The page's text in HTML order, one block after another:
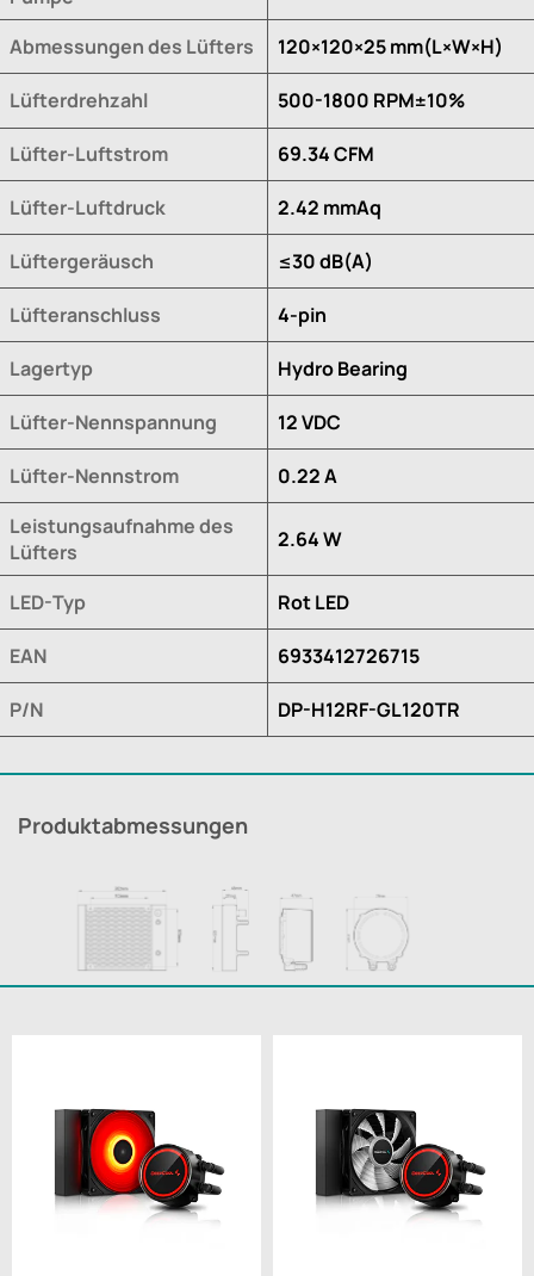
Abmessungen des Lüfters
120×120×25 mm(L×W×H)
Lüfterdrehzahl 500-1800 RPM±10%
Lüfter-Luftstrom 69.34 CFM
Lüfter-Luftdruck 2.42 mmAq
Lüftergeräusch ≤30 dB(A)
Lüfteranschluss 4-pin
Lagertyp Hydro Bearing
Lüfter-Nennspannung 12 VDC
Lüfter-Nennstrom
0.22 A
Leistungsaufnahme des
Lüfters
2.64 W
LED-Typ Rot LED
EAN 6933412726715
P/N DP-H12RF-GL120TR
Produktabmessungen